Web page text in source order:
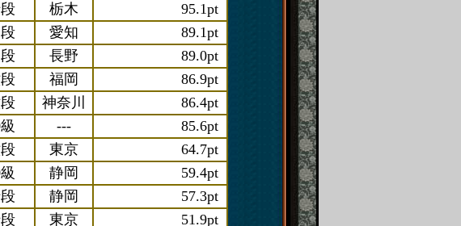
栃木
95.1pt
愛知
89.1pt
長野
89.0pt
福岡
86.9pt
神奈川
86.4pt
---
85.6pt
東京
64.7pt
静岡
59.4pt
静岡
57.3pt
東京
51.9pt